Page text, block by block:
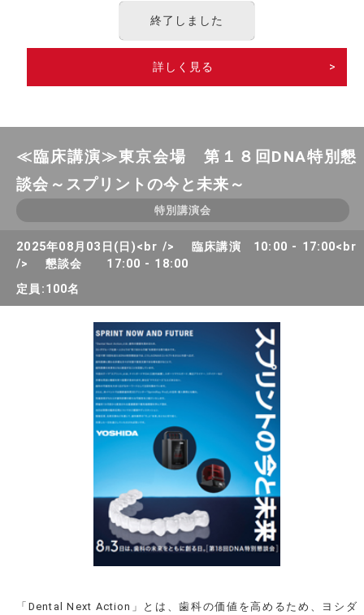
終了しました
詳しく見る >
≪臨床講演≫東京会場 第１８回DNA特別懇
談会～スプリントの今と未来～
特別講演会
2025年08月03日(日)<br /> 臨床講演 10:00 - 17:00<br
/> 懇談会 17:00 - 18:00
定員:100名
「Dental Next Action」とは、歯科の価値を高めるため、ヨシダ